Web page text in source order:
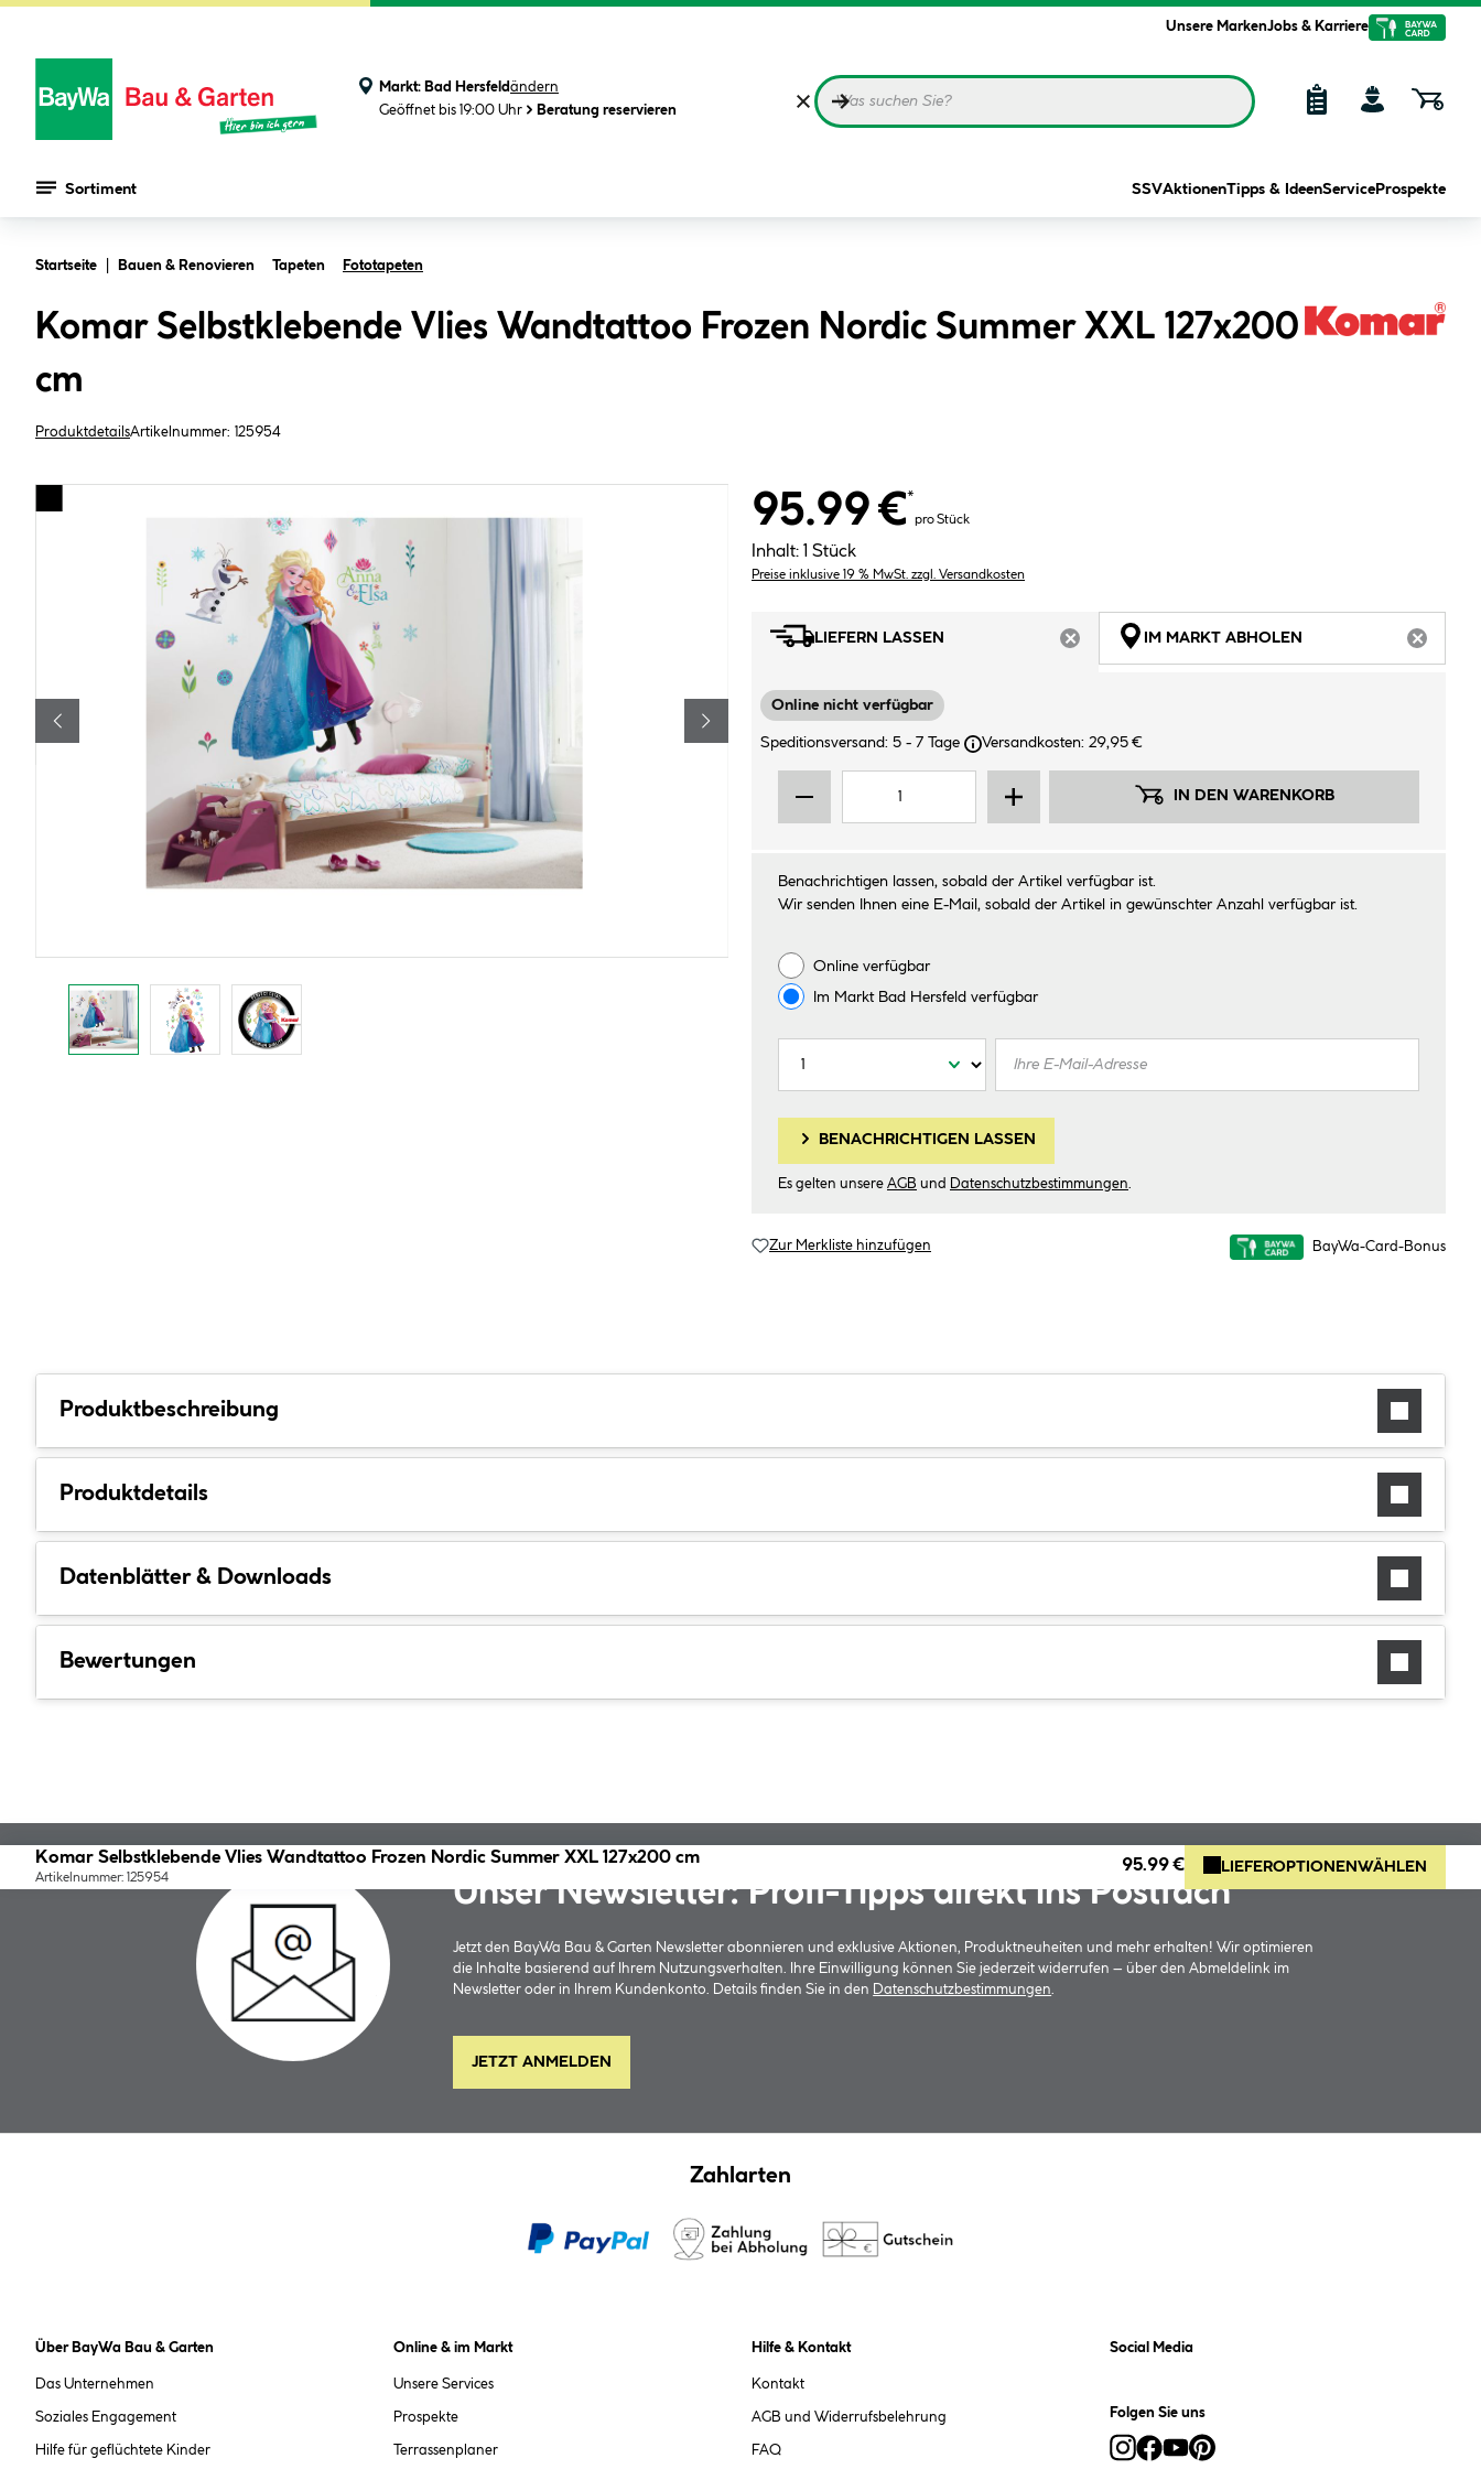
Unsere MarkenJobs & Karriere
Markt: Bad Hersfeldändern
Geöffnet bis 19:00 Uhr
Beratung reservieren
Sortiment SSVAktionenTipps & IdeenService Prospekte
Startseite Bauen & Renovieren Tapeten Fototapeten
Komar Selbstklebende Vlies Wandtattoo Frozen Nordic Summer XXL 127x200
cm
ProduktdetailsArtikelnummer: 125954
95.99 €*
pro Stück
Inhalt: 1 Stück
Preise inklusive 19 % MwSt. zzgl. Versandkosten
LIEFERN LASSEN
ARTIKEL NICHT VERFÜGBAR
IM MARKT ABHOLEN
Online nicht verfügbar
Speditionsversand: 5 - 7 Tage Versandkosten: 29,95 €
IN DEN WARENKORB
Benachrichtigen lassen, sobald der Artikel verfügbar ist.
Wir senden Ihnen eine E-Mail, sobald der Artikel in gewünschter Anzahl verfügbar ist.
Online verfügbar
Im Markt Bad Hersfeld verfügbar
BENACHRICHTIGEN LASSEN
Es gelten unsere AGB und Datenschutzbestimmungen
Zur Merkliste hinzufügen BayWa-Card-Bonus
Produktbeschreibung
Produktdetails
Datenblätter & Downloads
Bewertungen
Komar Selbstklebende Vlies Wandtattoo Frozen Nordic Summer XXL 127x200 cm
Artikelnummer: 125954
95.99 € LIEFEROPTIONEN WÄHLEN
Unser Newsletter: Profi-Tipps direkt ins Postfach
Jetzt den BayWa Bau & Garten Newsletter abonnieren und exklusive Aktionen, Produktneuheiten und mehr erhalten! Wir optimieren
die Inhalte basierend auf Ihrem Nutzungsverhalten. Ihre Einwilligung können Sie jederzeit widerrufen – über den Abmeldelink im
Newsletter oder in Ihrem Kundenkonto. Details finden Sie in den
Datenschutzbestimmungen
JETZT ANMELDEN
Zahlarten
Über BayWa Bau & Garten
Das Unternehmen
Soziales Engagement
Hilfe für geflüchtete Kinder
Online & im Markt
Unsere Services
Prospekte
Terrassenplaner
Hilfe & Kontakt
Kontakt
AGB und Widerrufsbelehrung
FAQ
Social Media
Folgen Sie uns